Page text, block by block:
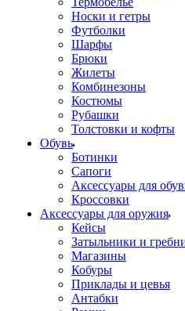
Носки и гетры
Футболки
Шарфы
Брюки
Жилеты
Комбинезоны
Костюмы
Рубашки
Толстовки и кофты
Обувь
Ботинки
Сапоги
Аксессуары для
Кроссовки
Аксессуары для оружия
Кейсы
Затыльники и
Магазины
Кобуры
Приклады и цевья
Антабки